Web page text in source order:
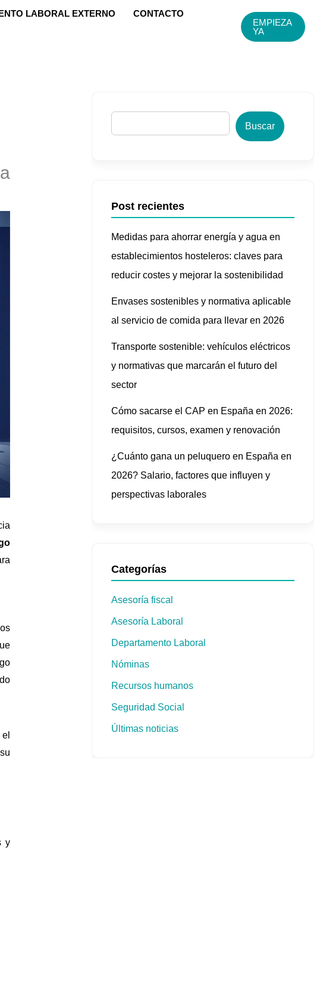
LABORAL EXTERNO CONTACTO
EMPIEZA
YA
y
s
Buscar
Post recientes
Medidas para ahorrar energía y agua en
establecimientos hosteleros: claves para
reducir costes y mejorar la sostenibilidad
Envases sostenibles y normativa aplicable
al servicio de comida para llevar en 2026
Transporte sostenible: vehículos eléctricos
y normativas que marcarán el futuro del
sector
Cómo sacarse el CAP en España en 2026:
requisitos, cursos, examen y renovación
¿Cuánto gana un peluquero en España en
2026? Salario, factores que influyen y
perspectivas laborales
Categorías
Asesoría fiscal
Asesoría Laboral
Departamento Laboral
Nóminas
Recursos humanos
Seguridad Social
Últimas noticias